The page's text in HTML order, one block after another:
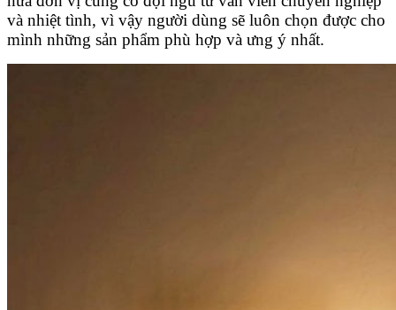
và nhiệt tình, vì vậy người dùng sẽ luôn chọn được cho
mình những sản phẩm phù hợp và ưng ý nhất.